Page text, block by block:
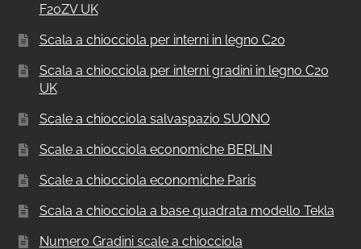
F20ZV UK
Scala a chiocciola per interni in legno C20
Scala a chiocciola per interni gradini in legno C20
UK
Scale a chiocciola salvaspazio SUONO
Scale a chiocciola economiche BERLIN
Scale a chiocciola economiche Paris
Scala a chiocciola a base quadrata modello Tekla
Numero Gradini scale a chiocciola